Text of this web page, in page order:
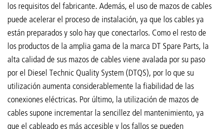
los requisitos del fabricante. Además, el uso de mazos de cables
puede acelerar el proceso de instalación, ya que los cables ya
están preparados y solo hay que conectarlos. Como el resto de
los productos de la amplia gama de la marca DT Spare Parts, la
alta calidad de sus mazos de cables viene avalada por su paso
por el Diesel Technic Quality System (DTQS), por lo que su
utilización aumenta considerablemente la fiabilidad de las
conexiones eléctricas. Por último, la utilización de mazos de
cables supone incrementar la sencillez del mantenimiento, ya
que el cableado es más accesible y los fallos se pueden